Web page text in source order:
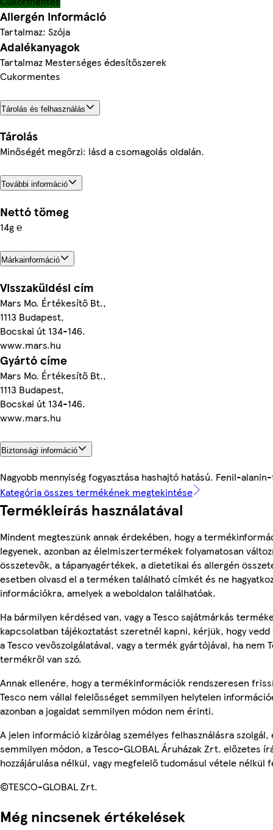
Allergén információ
Tartalmaz: Szója
Adalékanyagok
Tartalmaz Mesterséges édesítőszerek
Cukormentes
Tárolás és felhasználás
Tárolás
Minőségét megőrzi: lásd a csomagolás oldalán.
További információ
Nettó tömeg
14g ℮
Márkainformáció
Visszaküldési cím
Mars Mo. Értékesítő Bt.,
1113 Budapest,
Bocskai út 134-146.
www.mars.hu
Gyártó címe
Mars Mo. Értékesítő Bt.,
1113 Budapest,
Bocskai út 134-146.
www.mars.hu
Biztonsági információ
Nagyobb mennyiség fogyasztása hashajtó hatású. Fenil-
Kategória összes termékének megtekintése
Termékleírás használatával
Mindent megteszünk annak érdekében, hogy a
legyenek, azonban az élelmiszertermékek folyamatosan
összetevők, a tápanyagértékek, a dietetikai és allergén
esetben olvasd el a terméken található címkét és ne
információkra, amelyek a weboldalon találhatóak.
Ha bármilyen kérdésed van, vagy a Tesco sajátmárkás
kapcsolatban tájékoztatást szeretnél kapni, kérjük, hogy
a Tesco vevőszolgálatával, vagy a termék gyártójával, ha nem
termékről van szó.
Annak ellenére, hogy a termékinformációk rendszeresen
Tesco nem vállal felelősséget semmilyen helytelen
azonban a jogaidat semmilyen módon nem érinti.
A jelen információ kizárólag személyes felhasználásra
semmilyen módon, a Tesco-GLOBAL Áruházak Zrt. előzetes
hozzájárulása nélkül, vagy megfelelő tudomásul vétele nélkül
©TESCO-GLOBAL Zrt.
Még nincsenek értékelések